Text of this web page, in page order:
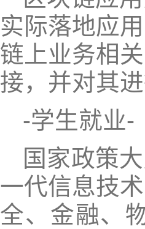
实际落地应
链上业务相
接，并对其
-学生就业-
国家政策
一代信息技
全、金融、